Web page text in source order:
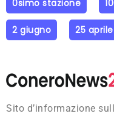
0simo stazione
2 giugno 25 aprile
Sito d’informazione